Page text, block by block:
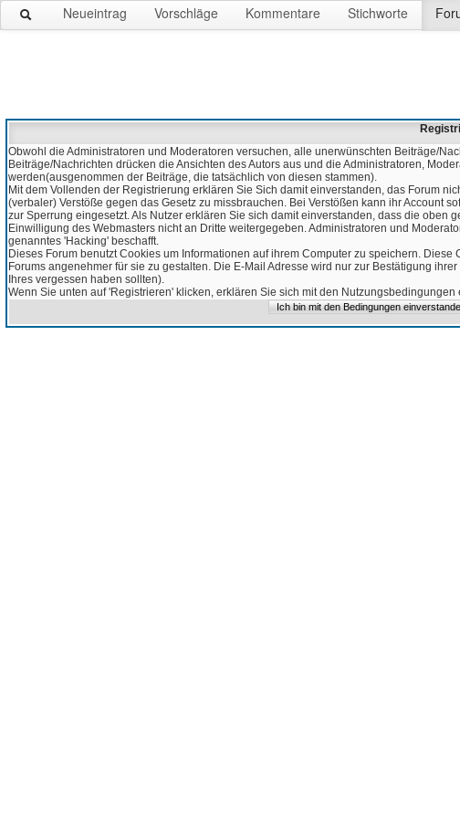
Neueintrag Vorschläge Kommentare Stichworte
Obwohl die Administratoren und Moderatoren versuchen, alle unerwünschten Beiträge/
Beiträge/Nachrichten drücken die Ansichten des Autors aus und die Administratoren,
werden(ausgenommen der Beiträge, die tatsächlich von diesen stammen).
Mit dem Vollenden der Registrierung erklären Sie Sich damit einverstanden, das Forum
(verbaler) Verstöße gegen das Gesetz zu missbrauchen. Bei Verstößen kann ihr Account
zur Sperrung eingesetzt. Als Nutzer erklären Sie sich damit einverstanden, dass die
Einwilligung des Webmasters nicht an Dritte weitergegeben. Administratoren und
genanntes 'Hacking' beschafft.
Dieses Forum benutzt Cookies um Informationen auf ihrem Computer zu speichern.
Forums angenehmer für sie zu gestalten. Die E-Mail Adresse wird nur zur Bestätigung
Ihres vergessen haben sollten).
Wenn Sie unten auf 'Registrieren' klicken, erklären Sie sich mit den Nutzungsbedingungen